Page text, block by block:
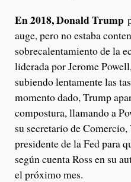
En 2018, Donald Trump
auge, pero no estaba
sobrecalentamiento de la
liderada por Jerome
subiendo lentamente las
momento dado, Trump
compostura, llamando a
su secretario de
presidente de la Fed para
según cuenta Ross en su
el próximo mes.